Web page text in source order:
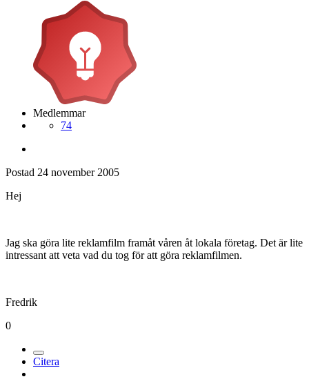
Medlemmar
74
Postad 24 november 2005
Hej
Jag ska göra lite reklamfilm framåt våren åt lokala företag. Det är lite
intressant att veta vad du tog för att göra reklamfilmen.
Fredrik
0
Citera